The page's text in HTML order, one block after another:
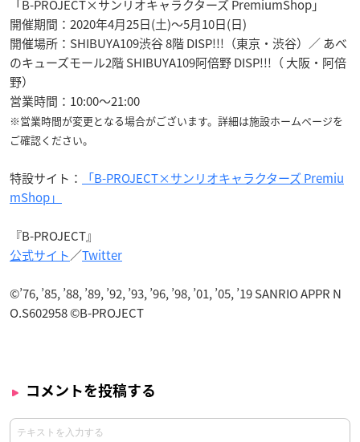
「B-PROJECT×サンリオキャラクターズ PremiumShop」
開催期間：2020年4月25日(土)〜5月10日(日)
開催場所：SHIBUYA109渋谷 8階 DISP!!!（東京・渋谷）／ あべ
のキューズモール2階 SHIBUYA109阿倍野 DISP!!!（ 大阪・阿倍
野）
営業時間：10:00～21:00
※営業時間が変更となる場合がございます。詳細は施設ホームページを
ご確認ください。
特設サイト：
「B-PROJECT×サンリオキャラクターズ Premiu
mShop」
『B-PROJECT』
公式サイト／Twitter
©’76, ’85, ’88, ’89, ’92, ’93, ’96, ’98, ’01, ’05, ’19 SANRIO APPR N
O.S602958 ©B-PROJECT
コメントを投稿する